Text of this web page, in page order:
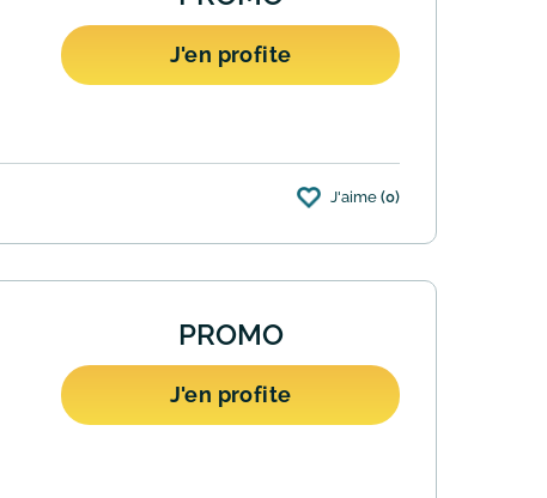
J'en profite
de la différence ! Conditions : Le prix
J'aime (0)
PROMO
J'en profite